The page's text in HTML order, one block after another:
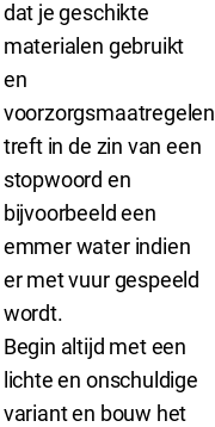
dat je geschikte
materialen gebruikt
en
voorzorgsmaatregelen
treft in de zin van een
stopwoord en
bijvoorbeeld een
emmer water indien
er met vuur gespeeld
wordt.
Begin altijd met een
lichte en onschuldige
variant en bouw het